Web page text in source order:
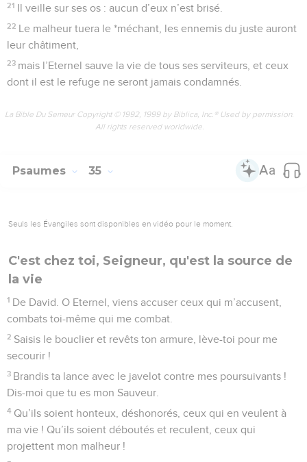
21 Il veille sur ses os : aucun d’eux n’est brisé.
22 Le malheur tuera le *méchant, les ennemis du juste auront
leur châtiment,
23 mais l’Eternel sauve la vie de tous ses serviteurs, et ceux
dont il est le refuge ne seront jamais condamnés.
La Bible Du Semeur Copyright © 1992, 1999 by Biblica, Inc.® Used by permission.
All rights reserved worldwide.
Psaumes 35
Seuls les Évangiles sont disponibles en vidéo pour le moment.
C'est chez toi, Seigneur, qu'est la source de
la vie
1 De David. O Eternel, viens accuser ceux qui m’accusent,
combats toi-même qui me combat.
2 Saisis le bouclier et revêts ton armure, lève-toi pour me
secourir !
3 Brandis ta lance avec le javelot contre mes poursuivants !
Dis-moi que tu es mon Sauveur.
4 Qu’ils soient honteux, déshonorés, ceux qui en veulent à
ma vie ! Qu’ils soient déboutés et reculent, ceux qui
projettent mon malheur !